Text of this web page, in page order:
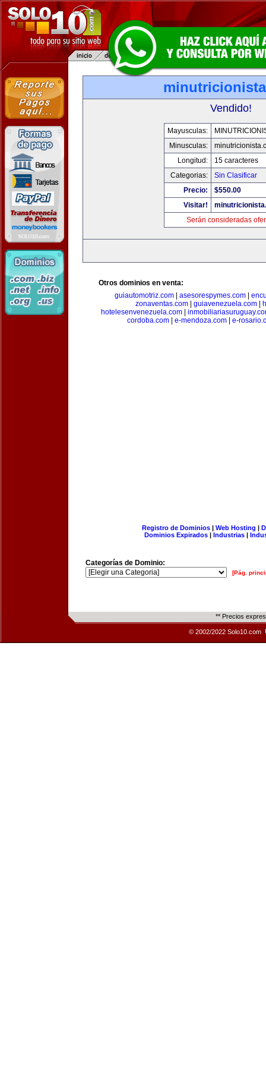
Vendido!
Mayusculas:
Minusculas:
Longitud:
15 caracteres
Categorias:
Sin Clasificar
Precio:
$550.00
Visitar!
Serán consideradas
Otros dominios en venta:
guiautomotriz.com
asesorespymes.com
zonaventas.com| guiavenezuela.com|
hotelesenvenezuela.com
cordoba.com| e-mendoza.com| e-
Registro de Dominios| Web Hosting |
Dominios Expirados | Industrias |
Categorías de Dominio:
[Pág.
** Precios
© 2002/2022 Solo10.com